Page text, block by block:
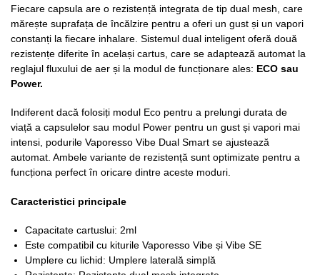
Fiecare capsula are o rezistență integrata de tip dual mesh, care
mărește suprafața de încălzire pentru a oferi un gust și un vapori
constanți la fiecare inhalare. Sistemul dual inteligent oferă două
rezistențe diferite în același cartus, care se adaptează automat la
reglajul fluxului de aer și la modul de funcționare ales: ECO sau
Power.
Indiferent dacă folosiți modul Eco pentru a prelungi durata de
viață a capsulelor sau modul Power pentru un gust și vapori mai
intensi, podurile Vaporesso Vibe Dual Smart se ajustează
automat. Ambele variante de rezistență sunt optimizate pentru a
funcționa perfect în oricare dintre aceste moduri.
Caracteristici principale
Capacitate cartuslui: 2ml
Este compatibil cu kiturile Vaporesso Vibe și Vibe SE
Umplere cu lichid: Umplere laterală simplă